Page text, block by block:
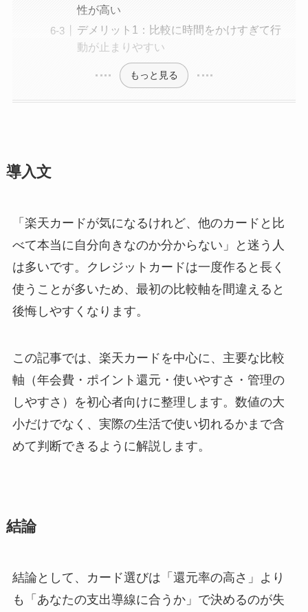
性が高い
デメリット1：比較に時間をかけすぎて行
動が止まりやすい
もっと見る
導入文
「楽天カードが気になるけれど、他のカードと比
べて本当に自分向きなのか分からない」と迷う人
は多いです。クレジットカードは一度作ると長く
使うことが多いため、最初の比較軸を間違えると
後悔しやすくなります。
この記事では、楽天カードを中心に、主要な比較
軸（年会費・ポイント還元・使いやすさ・管理の
しやすさ）を初心者向けに整理します。数値の大
小だけでなく、実際の生活で使い切れるかまで含
めて判断できるように解説します。
結論
結論として、カード選びは「還元率の高さ」より
も「あなたの支出導線に合うか」で決めるのが失